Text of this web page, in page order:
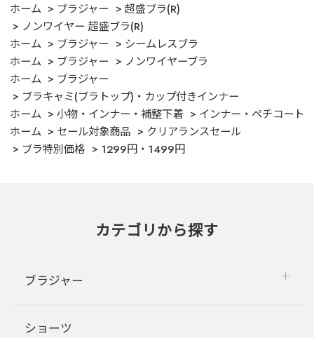
ホーム
ブラジャー
超盛ブラ(R)
ノンワイヤー 超盛ブラ(R)
ホーム
ブラジャー
シームレスブラ
ホーム
ブラジャー
ノンワイヤーブラ
ホーム
ブラジャー
ブラキャミ(ブラトップ)・カップ付きインナー
ホーム
小物・インナー・補整下着
インナー・ペチコート
ホーム
セール対象商品
クリアランスセール
ブラ特別価格
1299円・1499円
カテゴリから探す
ブラジャー
ショーツ